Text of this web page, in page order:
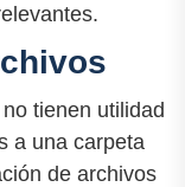
tienen utilidad
a una carpeta
de archivos